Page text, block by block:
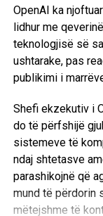
OpenAI ka
lidhur me
teknologjisë së
ushtarake, pas
publikimi i
Shefi ekzekutiv i
do të përfshijë
sistemeve të
ndaj shtetasve
parashikojnë që
mund të përdorin
mëtejshme të